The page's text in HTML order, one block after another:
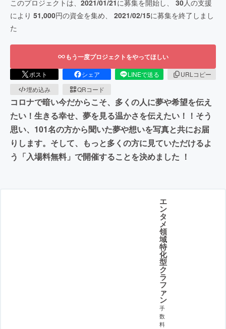
このプロジェクトは、 2021/01/21に募集を開始し、 30人の支援
により 51,000円の資金を集め、 2021/02/15に募集を終了しまし
た
もう一度プロジェクトをやってほしい
ポスト シェア LINEで送る
URLコピー
埋め込み
QRコード
コロナで暗い今だからこそ、多くの人に夢や希望を伝え
たい！生きる幸せ、夢を見る温かさを伝えたい！！そう
思い、101名の方から聞いた夢や想いを写真と共にお届
りします。そして、もっと多くの方に見ていただけるよ
う「入場料無料」で開催することを決めました ！
エ
ン
タ
メ
領
域
特
化
型
ク
ラ
フ
ァ
ン
手
数
料